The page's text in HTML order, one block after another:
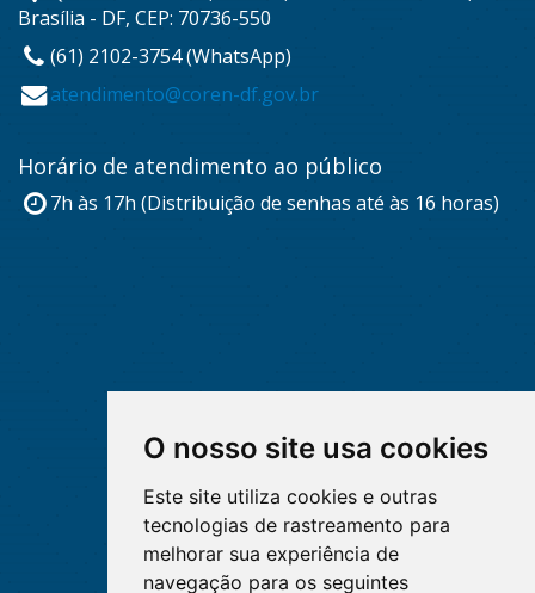
O nosso site usa cookies
Este site utiliza cookies e outras
tecnologias de rastreamento para
melhorar sua experiência de
navegação para os seguintes
Brasília - DF, CEP: 70736-550
(61) 2102-3754 (WhatsApp)
atendimento@coren-df.gov.br
Horário de atendimento ao público
7h às 17h (Distribuição de senhas até às 16 horas)